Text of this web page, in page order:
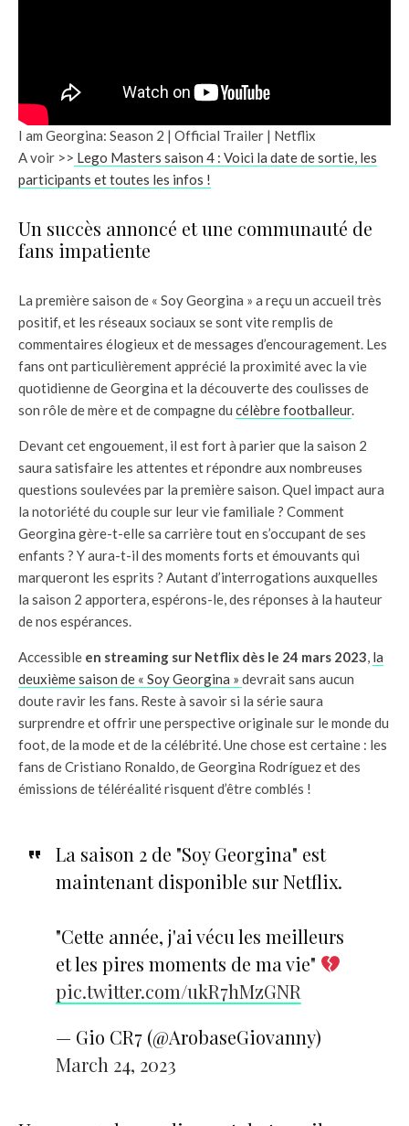
I am Georgina: Season 2 | Official Trailer | Netflix
A voir >> Lego Masters saison 4 : Voici la date de sortie, les
participants et toutes les infos !
Un succès annoncé et une communauté de
fans impatiente
La première saison de « Soy Georgina » a reçu un accueil très
positif, et les réseaux sociaux se sont vite remplis de
commentaires élogieux et de messages d’encouragement. Les
fans ont particulièrement apprécié la proximité avec la vie
quotidienne de Georgina et la découverte des coulisses de
son rôle de mère et de compagne du célèbre footballeur.
Devant cet engouement, il est fort à parier que la saison 2
saura satisfaire les attentes et répondre aux nombreuses
questions soulevées par la première saison. Quel impact aura
la notoriété du couple sur leur vie familiale ? Comment
Georgina gère-t-elle sa carrière tout en s’occupant de ses
enfants ? Y aura-t-il des moments forts et émouvants qui
marqueront les esprits ? Autant d’interrogations auxquelles
la saison 2 apportera, espérons-le, des réponses à la hauteur
de nos espérances.
Accessible en streaming sur Netflix dès le 24 mars 2023, la
deuxième saison de « Soy Georgina » devrait sans aucun
doute ravir les fans. Reste à savoir si la série saura
surprendre et offrir une perspective originale sur le monde du
foot, de la mode et de la célébrité. Une chose est certaine : les
fans de Cristiano Ronaldo, de Georgina Rodríguez et des
émissions de téléréalité risquent d’être comblés !
La saison 2 de "Soy Georgina" est
maintenant disponible sur Netflix.
"Cette année, j'ai vécu les meilleurs
et les pires moments de ma vie"
pic.twitter.com/ukR7hMzGNR
— Gio CR7 (@ArobaseGiovanny)
March 24, 2023